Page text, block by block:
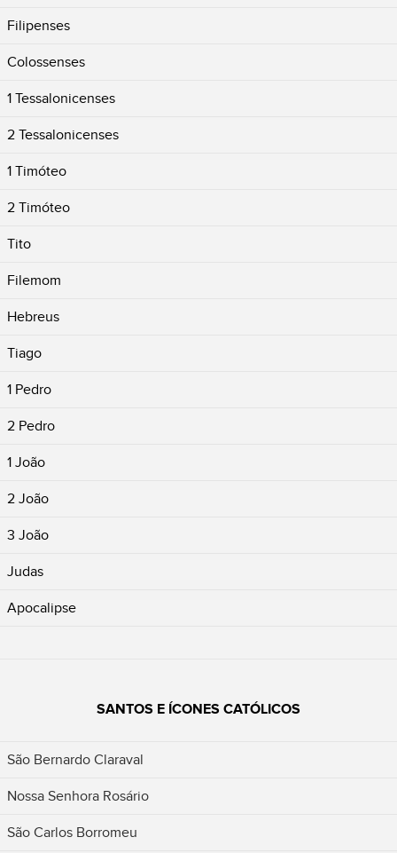
Filipenses
Colossenses
1 Tessalonicenses
2 Tessalonicenses
1 Timóteo
2 Timóteo
Tito
Filemom
Hebreus
Tiago
1 Pedro
2 Pedro
1 João
2 João
3 João
Judas
Apocalipse
SANTOS E ÍCONES CATÓLICOS
São Bernardo Claraval
Nossa Senhora Rosário
São Carlos Borromeu